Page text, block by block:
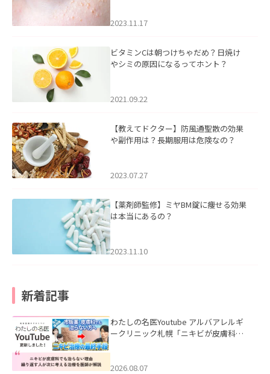
2023.11.17
ビタミンCは朝つけちゃだめ？日焼け
やシミの原因になるってホント？
2021.09.22
【教えてドクター】防風通聖散の効果
や副作用は？長期服用は危険なの？
2023.07.27
【薬剤師監修】ミヤBM錠に痩せる効果
は本当にあるの？
2023.11.10
新着記事
わたしの名医Youtube アルバアレルギ
ークリニック札幌「ニキビが皮膚科で
ました。
2026.08.07